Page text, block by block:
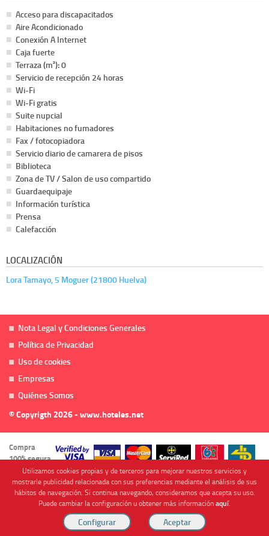
Acceso para discapacitados
Aire Acondicionado
Conexión A Internet
Caja fuerte
Terraza (m²): 0
Servicio de recepción 24 horas
Wi-Fi
Wi-Fi gratis
Suite nupcial
Habitaciones no fumadores
Fax / fotocopiadora
Servicio diario de camarera de pisos
Biblioteca
Zona de TV / Salon de uso compartido
Guardaequipaje
Información turística
Prensa
Calefacción
LOCALIZACIÓN
Lora Tamayo, 5 Moguer (21800 Huelva)
Nota Legal y Condiciones Generales
Política de Privacidad
Uso de cookies
Empresas
Quiénes Somos
© Copyrigth 2026 - www.hoteles.net
Compra
100% segura
Cofinanciado por
Utilizamos cookies propias y de terceros para mejorar nuestros servicios y
mostrarle publicidad relacionada con sus preferencias mediante el análisis de sus
hábitos de navegación. Si continua navegando, consideramos que acepta su uso.
Puede cambiar la configuración u obtener más informaciónaquí.